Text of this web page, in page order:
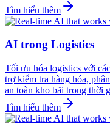
Tìm hiểu thêm
AI trong Logistics
Tối ưu hóa logistics với
trợ kiểm tra hàng hóa,
an toàn kho bãi trong thời
Tìm hiểu thêm